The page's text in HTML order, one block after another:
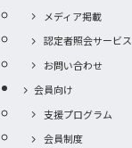
メディア掲載
認定者照会サービス
お問い合わせ
会員向け
支援プログラム
会員制度